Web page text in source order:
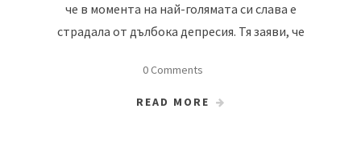
че в момента на най-голямата си слава е
страдала от дълбока депресия. Тя заяви, че
0 Comments
READ MORE